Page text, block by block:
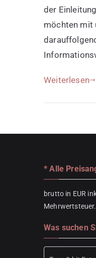
der
möchten mit
Weiterlesen
* Alle
brutto in EUR
Was suchen